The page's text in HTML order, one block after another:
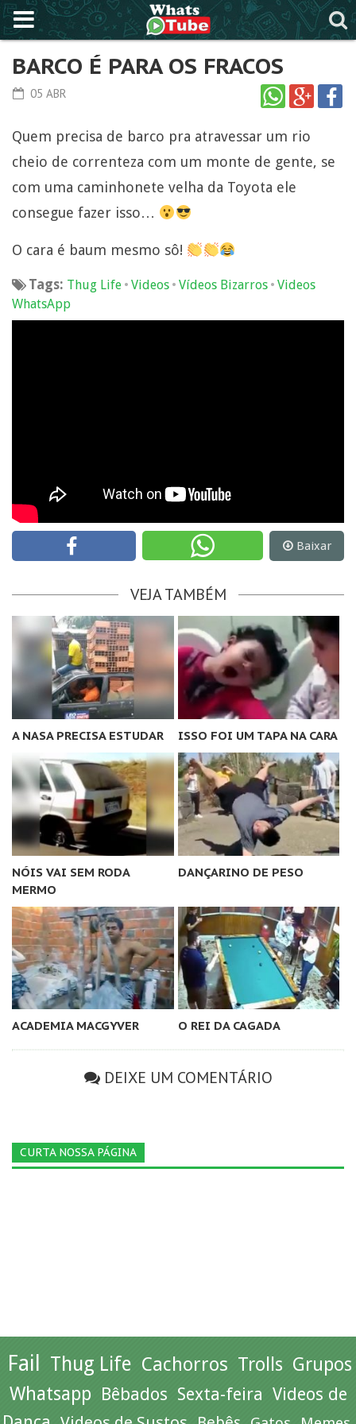
BARCO É PARA OS FRACOS
05 ABR
Quem precisa de barco pra atravessar um rio
cheio de correnteza com um monte de gente, se
com uma caminhonete velha da Toyota ele
consegue fazer isso…
O cara é baum mesmo sô!
Tags: Thug Life • Videos • Vídeos Bizarros • Videos
WhatsApp
Baixar
VEJA TAMBÉM
A NASA PRECISA ESTUDAR ISSO FOI UM TAPA NA CARA
NÓIS VAI SEM RODA
MERMO
DANÇARINO DE PESO
ACADEMIA MACGYVER O REI DA CAGADA
DEIXE UM COMENTÁRIO
CURTA NOSSA PÁGINA
Fail Thug Life Cachorros Trolls Grupos
Whatsapp Bêbados Sexta-feira Videos de